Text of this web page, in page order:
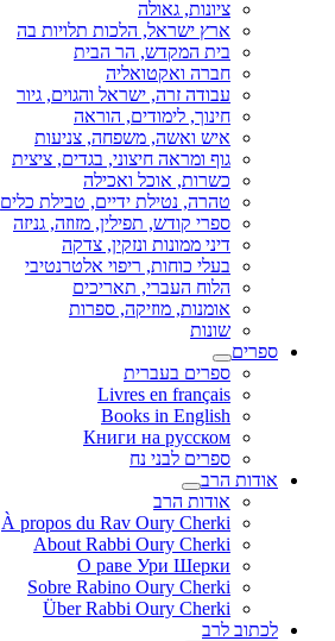
ציונות, גאולה
ארץ ישראל, הלכות תלויות בה
בית המקדש, הר הבית
חברה ואקטואליה
עבודה זרה, ישראל והגוים, גיור
חינוך, לימודים, הוראה
איש ואשה, משפחה, צניעות
גוף ומראה חיצוני, בגדים, ציצית
כשרות, אוכל ואכילה
טהרה, נטילת ידיים, טבילת כלים
ספרי קודש, תפילין, מזוזה, גניזה
דיני ממונות ונזקין, צדקה
בעלי כוחות, ריפוי אלטרנטיבי
הלוח העברי, תאריכים
אומנות, מוזיקה, ספרות
שונות
ספרים
ספרים בעברית
Livres en français
Books in English
Книги на русском
ספרים לבני נח
אודות הרב
אודות הרב
À propos du Rav Oury Cherki
About Rabbi Oury Cherki
О раве Ури Шерки
Sobre Rabino Oury Cherki
Über Rabbi Oury Cherki
לכתוב לרב